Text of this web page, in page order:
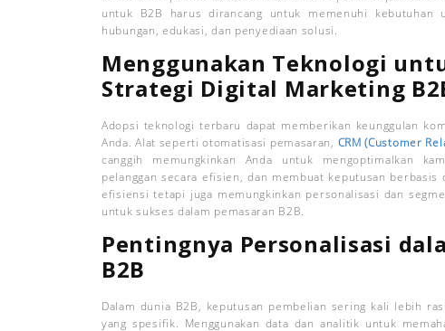
untuk B2B harus dirancang untuk memenuhi kebutuhan
hubungan, edukasi, dan penyediaan solusi.
Menggunakan Teknologi
Strategi Digital Marketing
Adopsi teknologi terbaru dapat memberikan keunggulan
Anda. Alat seperti otomatisasi pemasaran, CRM (Customer
canggih memungkinkan Anda untuk mengoptimalkan
pelanggan secara efisien, dan membuat keputusan berbasis
efisiensi tetapi juga memungkinkan personalisasi dan
untuk sukses dalam pemasaran B2B.
Pentingnya Personalisasi
B2B
Dalam dunia B2B, keputusan pembelian sering kali lebih
yang spesifik. Menggunakan data dan analitik untuk